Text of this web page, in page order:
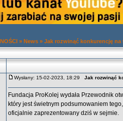
» News » Jak rozwinąć konkurencję na
Wysłany: 15-02-2023, 18:29 Jak rozwinąć
Fundacja ProKolej wydała Przewodnik
który jest świetnym podsumowaniem
oficjalnie zaprezentowany dziś w sejmie.